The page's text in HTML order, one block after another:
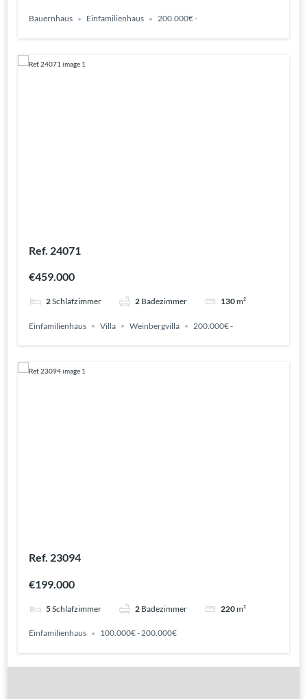
Bauernhaus Einfamilienhaus 200.000€ -
Ref. 24071
€459.000
2Schlafzimmer 2 Badezimmer 130m²
Einfamilienhaus Villa Weinbergvilla 200.000€ -
Ref. 23094
€199.000
5Schlafzimmer 2 Badezimmer 220m²
Einfamilienhaus 100.000€ - 200.000€